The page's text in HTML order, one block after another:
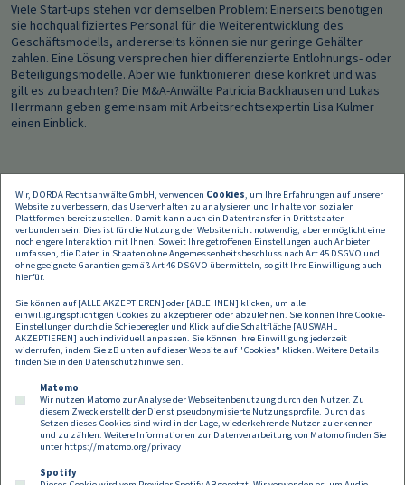
Viele Start-ups stehen vor demselben Problem: Einerseits benötigen
sie hochqualifiziertes Personal für die Weiterentwicklung des
Geschäftsmodells, andererseits können sie nur geringe Gehälter
zahlen. Eine Lösung versprechen hier differenzierte Entlohnungs- oder
Beteiligungsmodelle. Aber wie funktionieren diese konkret und was
gilt es zu beachten? Die M&A-Anwälte Patricia Backhausen und Lukas
Herrmann geben gemeinsam mit Arbeitsrechtsexpertin Lisa Kulmer
einen Einblick.
Wir, DORDA Rechtsanwälte GmbH, verwenden Cookies, um Ihre Erfahrungen auf unserer
Website zu verbessern, das Userverhalten zu analysieren und Inhalte von sozialen
Plattformen bereitzustellen. Damit kann auch ein Datentransfer in Drittstaaten
verbunden sein. Dies ist für die Nutzung der Website nicht notwendig, aber ermöglicht eine
noch engere Interaktion mit Ihnen. Soweit Ihre getroffenen Einstellungen auch Anbieter
umfassen, die Daten in Staaten ohne Angemessenheitsbeschluss nach Art 45 DSGVO und
ohne geeignete Garantien gemäß Art 46 DSGVO übermitteln, so gilt Ihre Einwilligung auch
hierfür.
Sie können auf [ALLE AKZEPTIEREN] oder [ABLEHNEN] klicken, um alle
einwilligungspflichtigen Cookies zu akzeptieren oder abzulehnen. Sie können Ihre Cookie-
Einstellungen durch die Schieberegler und Klick auf die Schaltfläche [AUSWAHL
AKZEPTIEREN] auch individuell anpassen. Sie können Ihre Einwilligung jederzeit
widerrufen, indem Sie zB unten auf dieser Website auf "Cookies" klicken. Weitere Details
finden Sie in den Datenschutzhinweisen.
Matomo
Wir nutzen Matomo zur Analyse der Webseitenbenutzung durch den Nutzer. Zu
diesem Zweck erstellt der Dienst pseudonymisierte Nutzungsprofile. Durch das
Setzen dieses Cookies sind wird in der Lage, wiederkehrende Nutzer zu erkennen
und zu zählen. Weitere Informationen zur Datenverarbeitung von Matomo finden Sie
unter https://matomo.org/privacy
Spotify